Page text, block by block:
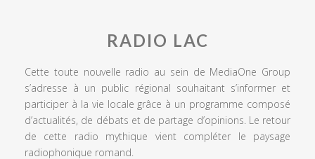
RADIO LAC
Cette toute nouvelle radio au sein de MediaOne Group
s’adresse à un public régional souhaitant s’informer et
participer à la vie locale grâce à un programme composé
d’actualités, de débats et de partage d’opinions. Le retour
de cette radio mythique vient compléter le paysage
radiophonique romand.